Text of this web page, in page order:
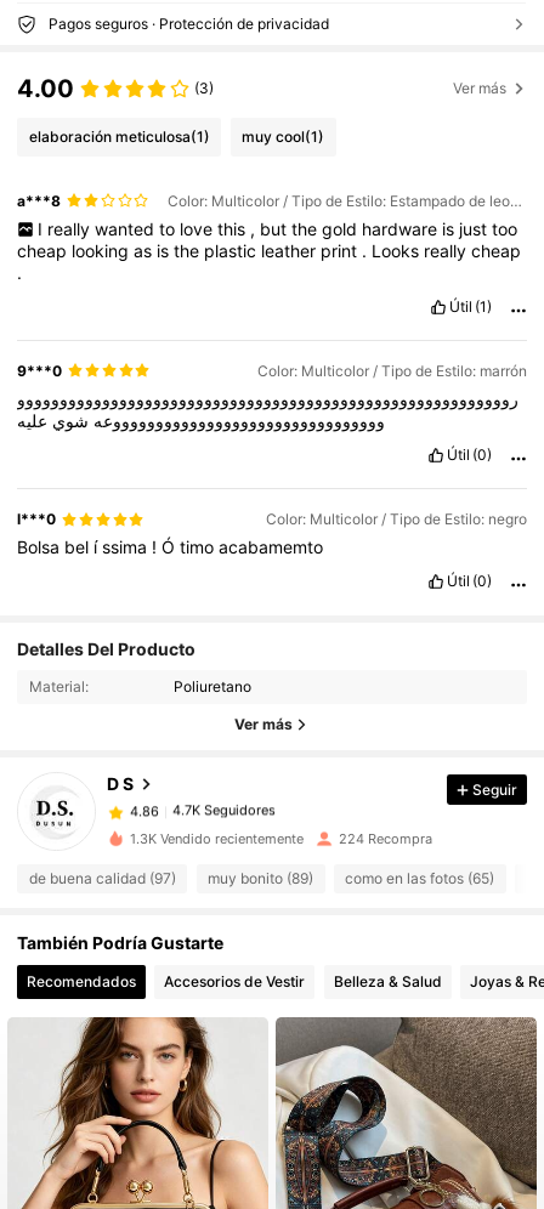
Pagos seguros · Protección de privacidad
4.00 (3) Ver más
elaboración meticulosa(1) muy cool(1)
a***8 Color: Multicolor / Tipo de Estilo: Estampado de leopardo
I really wanted to love this , but the gold hardware is just too
cheap lookingas isthe plastic leather print . Looks reallycheap
.
Útil (1)
9***0 Color: Multicolor / Tipo de Estilo: marrón
روووووووووووووووووووووووووووووووووووووووووووووووووووووووووو
ووووووووووووووووووووووووووووووووعه شوي عليه
Útil (0)
l***0 Color: Multicolor / Tipo de Estilo: negro
Bolsa bel íssima !Ótimoacabamemto
Útil (0)
Detalles Del Producto
Material: Poliuretano
Ver más
D S
4.86 4.7K Seguidores
4.7K Seguidores
4.7K Seguidores
4.86 4.7K Seguidores
4.86 4.7K Seguidores
4.86 4.7K Seguidores
4.86
4.86
4.7K Seguidores
Seguir
1.3K Vendido recientemente 224 Recompra
de buena calidad (97) muy bonito (89) como en las fotos (65)
También Podría Gustarte
Recomendados Accesorios de Vestir Belleza & Salud Joyas &